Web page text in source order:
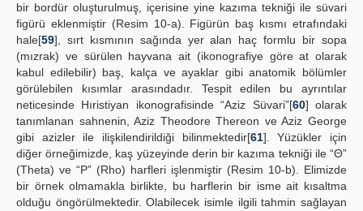
bir bordür oluşturulmuş, içerisine yine kazıma tekniği ile süvari
figürü eklenmiştir (Resim 10-a). Figürün baş kısmı etrafındaki
hale[59], sırt kısmının sağında yer alan haç formlu bir sopa
(mızrak) ve sürülen hayvana ait (ikonografiye göre at olarak
kabul edilebilir) baş, kalça ve ayaklar gibi anatomik bölümler
görülebilen kısımlar arasındadır. Tespit edilen bu ayrıntılar
neticesinde Hıristiyan ikonografisinde “Aziz Süvari”[60] olarak
tanımlanan sahnenin, Aziz Theodore Thereon ve Aziz George
gibi azizler ile ilişkilendirildiği bilinmektedir[61]. Yüzükler için
diğer örneğimizde, kaş yüzeyinde derin bir kazıma tekniği ile “Θ”
(Theta) ve “P” (Rho) harfleri işlenmiştir (Resim 10-b). Elimizde
bir örnek olmamakla birlikte, bu harflerin bir isme ait kısaltma
olduğu öngörülmektedir. Olabilecek isimle ilgili tahmin sağlayan